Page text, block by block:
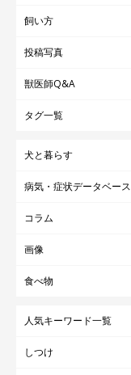
飼い方
投稿写真
獣医師Q&A
タグ一覧
犬と暮らす
病気・症状データベース
コラム
画像
食べ物
人気キーワード一覧
しつけ